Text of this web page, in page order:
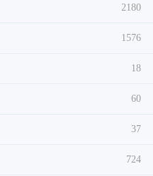
2180
1576
18
60
37
724